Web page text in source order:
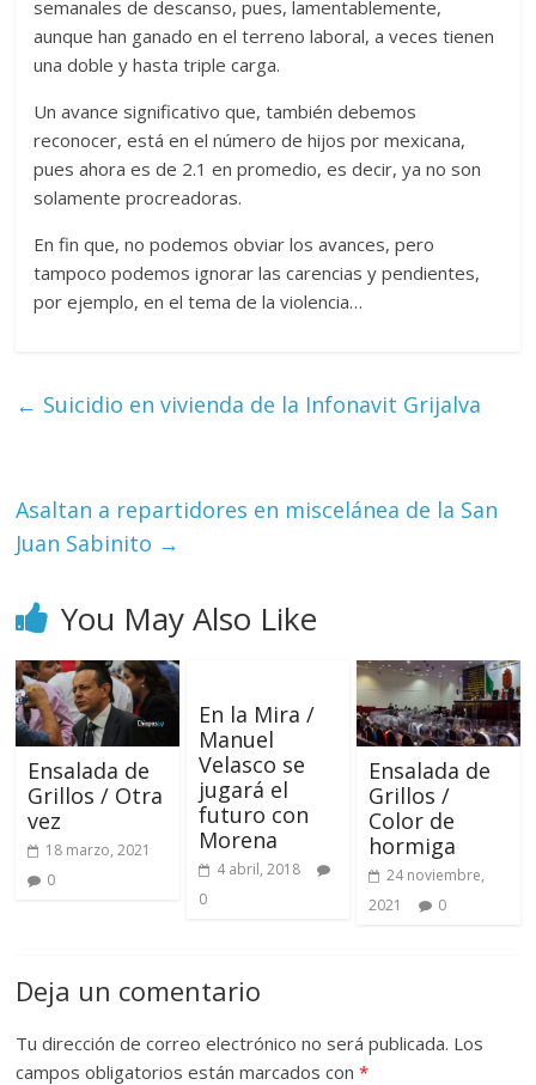
semanales de descanso, pues, lamentablemente,
aunque han ganado en el terreno laboral, a veces tienen
una doble y hasta triple carga.
Un avance significativo que, también debemos
reconocer, está en el número de hijos por mexicana,
pues ahora es de 2.1 en promedio, es decir, ya no son
solamente procreadoras.
En fin que, no podemos obviar los avances, pero
tampoco podemos ignorar las carencias y pendientes,
por ejemplo, en el tema de la violencia…
← Suicidio en vivienda de la Infonavit Grijalva
Asaltan a repartidores en miscelánea de la San
Juan Sabinito →
You May Also Like
Ensalada de
Grillos / Otra
vez
18 marzo, 2021
0
En la Mira /
Manuel
Velasco se
jugará el
futuro con
Morena
4 abril, 2018
0
Ensalada de
Grillos /
Color de
hormiga
24 noviembre,
2021
0
Deja un comentario
Tu dirección de correo electrónico no será publicada. Los
campos obligatorios están marcados con*